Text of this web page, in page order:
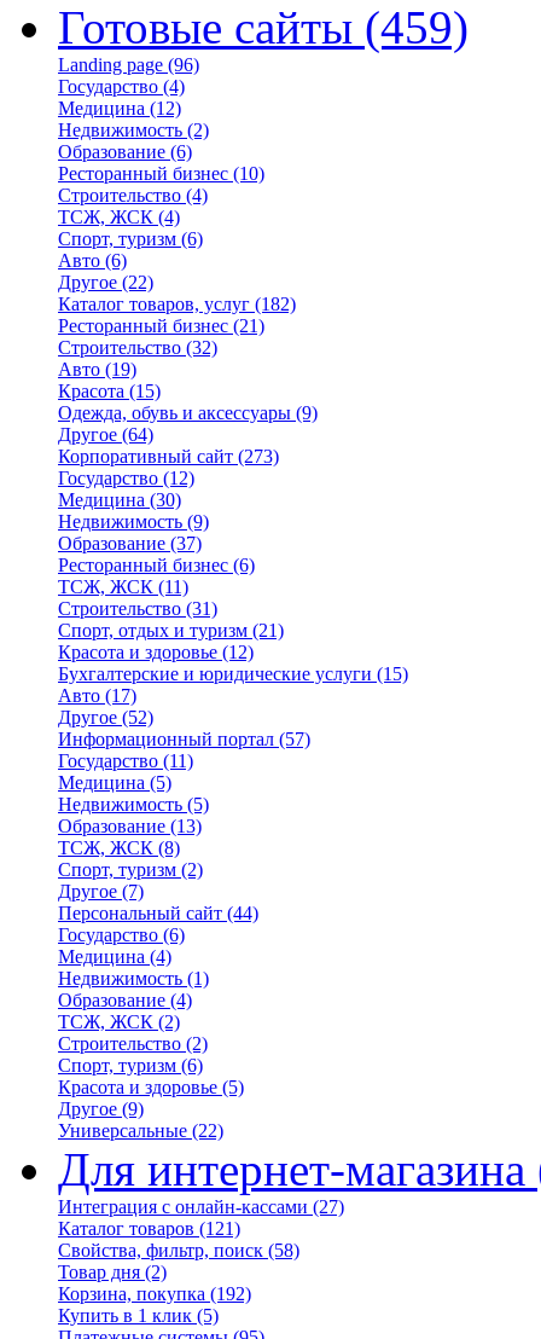
Готовые сайты (459)
Landing page (96)
Государство (4)
Медицина (12)
Недвижимость (2)
Образование (6)
Ресторанный бизнес (10)
Строительство (4)
ТСЖ, ЖСК (4)
Спорт, туризм (6)
Авто (6)
Другое (22)
Каталог товаров, услуг (182)
Ресторанный бизнес (21)
Строительство (32)
Авто (19)
Красота (15)
Одежда, обувь и аксессуары (9)
Другое (64)
Корпоративный сайт (273)
Государство (12)
Медицина (30)
Недвижимость (9)
Образование (37)
Ресторанный бизнес (6)
ТСЖ, ЖСК (11)
Строительство (31)
Спорт, отдых и туризм (21)
Красота и здоровье (12)
Бухгалтерские и юридические услуги (15)
Авто (17)
Другое (52)
Информационный портал (57)
Государство (11)
Медицина (5)
Недвижимость (5)
Образование (13)
ТСЖ, ЖСК (8)
Спорт, туризм (2)
Другое (7)
Персональный сайт (44)
Государство (6)
Медицина (4)
Недвижимость (1)
Образование (4)
ТСЖ, ЖСК (2)
Строительство (2)
Спорт, туризм (6)
Красота и здоровье (5)
Другое (9)
Универсальные (22)
Для интернет-магазина
Интеграция с онлайн-кассами (27)
Каталог товаров (121)
Свойства, фильтр, поиск (58)
Товар дня (2)
Корзина, покупка (192)
Купить в 1 клик (5)